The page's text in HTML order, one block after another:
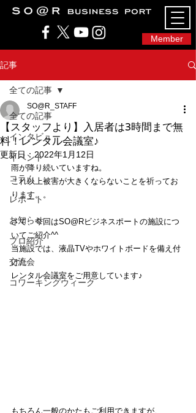
Member
SO@Rビジネスポート｜広島市のシェアオフィ
ス・コワーキングスペース
記事
全ての記事
インタビュー
イベント
コラム
レポート
お知らせ
プロ紹介
交流会
コワーキングウィーク
全ての記事
【スタッフより】入居者は3時間まで無
料！レンタル会議室♪
SO@R_STAFF
更新日：2022年1月12日
雨が降り続いていますね。
これ以上被害が大きくならないことを祈ってお
ります。。
さて、今回はSO@Rビジネスポートの施設につ
いてご紹介^^
当施設では、液晶TVやホワイトボードを備え付
けた
レンタル会議室をご用意しています♪
もちろん一般のかたもご利用できますが、